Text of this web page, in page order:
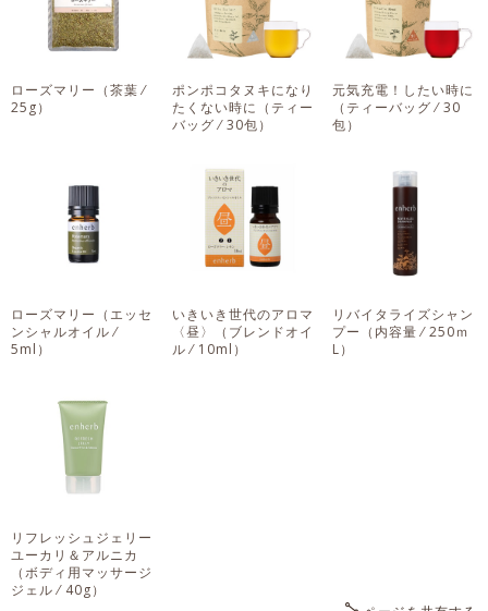
ローズマリー （茶葉 ⁄
25g）
ポンポコタヌキになり
たくない時に （ティー
バッグ ⁄ 30包）
元気充電！したい時に
（ティーバッグ ⁄ 30
包）
ローズマリー （エッセ
ンシャルオイル ⁄
5ml）
いきいき世代のアロマ
〈昼〉
（ブレンドオイ
ル ⁄ 10ml）
リバイタライズシャン
プー （内容量 ⁄ 250ｍ
L）
リフレッシュジェリー
ユーカリ＆アルニカ
（ボディ用マッサージ
ジェル ⁄ 40g）